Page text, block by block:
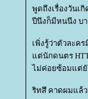
พูดถึงเรื่องวันเกิ
ปีนึงก็มีหนนึง บ
เพิ่งรู้ว่าตัวละค
ต่นักดนตร
ไม่ค่อยซ้อมแต่ยั
ริทสึ คาดผมแล้